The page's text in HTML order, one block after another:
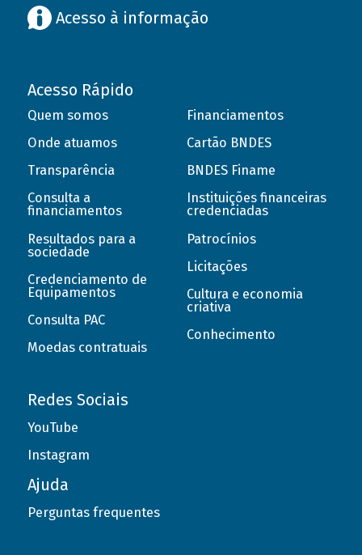
Acesso à informação
Acesso Rápido
Quem somos
Onde atuamos
Transparência
Consulta a
financiamentos
Resultados para a
sociedade
Credenciamento de
Equipamentos
Consulta PAC
Moedas contratuais
Financiamentos
Cartão BNDES
BNDES Finame
Instituições financeiras
credenciadas
Patrocínios
Licitações
Cultura e economia
criativa
Conhecimento
Redes Sociais
YouTube
Instagram
Ajuda
Perguntas frequentes